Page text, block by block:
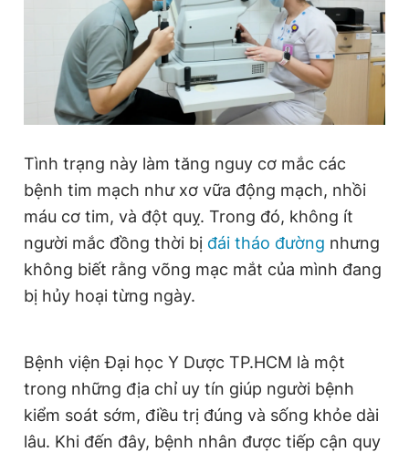
Giấy phép xuất bản số 110/GP - BTTTT cấp ngày 24.3.2020
© 2003-2026 Bản quyền thuộc về Báo Thanh Niên. Cấm sao
chép dưới mọi hình thức nếu không có sự chấp thuận bằng văn
bản. Phát triển bởi ePi Technologies, JSC.
Tình trạng này làm tăng nguy cơ mắc các
bệnh tim mạch như xơ vữa động mạch, nhồi
máu cơ tim, và đột quỵ. Trong đó, không ít
người mắc đồng thời bị đái tháo đường nhưng
không biết rằng võng mạc mắt của mình đang
bị hủy hoại từng ngày.
Bệnh viện Đại học Y Dược TP.HCM là một
trong những địa chỉ uy tín giúp người bệnh
kiểm soát sớm, điều trị đúng và sống khỏe dài
lâu. Khi đến đây, bệnh nhân được tiếp cận quy